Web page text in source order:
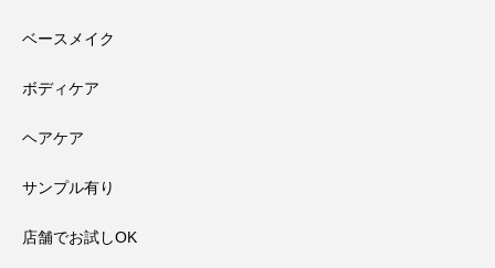
ベースメイク
ボディケア
ヘアケア
サンプル有り
店舗でお試しOK